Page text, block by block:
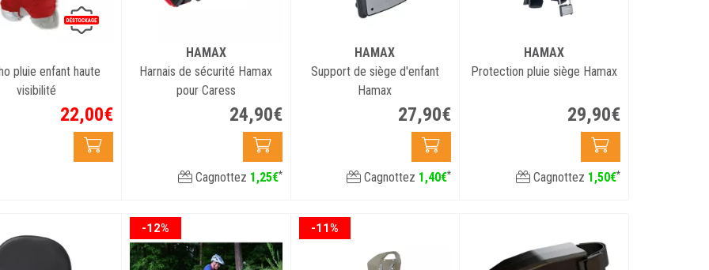
pluie enfant haute
visibilité
22,00€
HAMAX
Harnais de sécurité Hamax
pour Caress
24,90€
Cagnottez 1,25€*
HAMAX
Support de siège d'enfant
Hamax
27,90€
Cagnottez 1,40€*
HAMAX
Protection pluie siège Hamax
29,90€
Cagnottez 1,50€*
-12% -11%